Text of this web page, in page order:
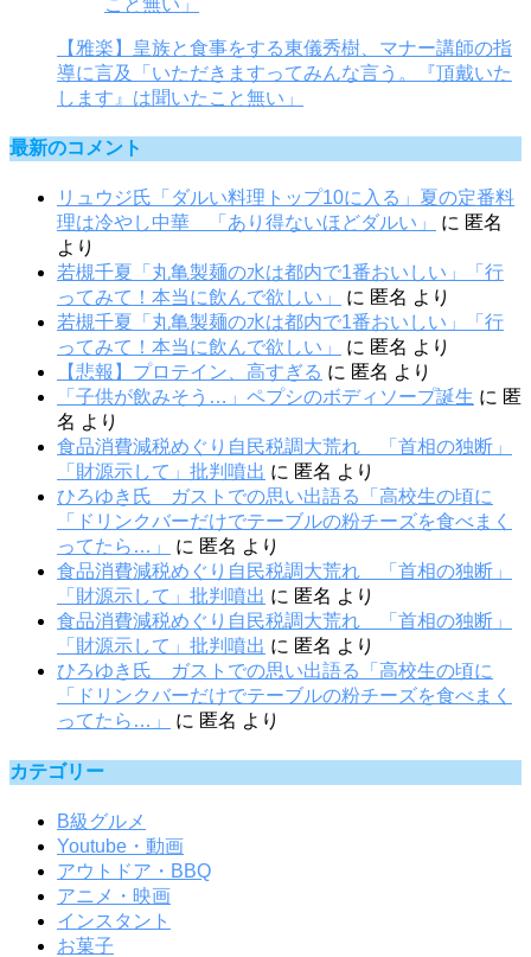
【雅楽】皇族と食事をする東儀秀樹、マナー講師の指
導に言及「いただきますってみんな言う。『頂戴いた
します』は聞いたこと無い」
最新のコメント
リュウジ氏「ダルい料理トップ10に入る」夏の定番料
理は冷やし中華 「あり得ないほどダルい」
に 匿名
より
若槻千夏「丸亀製麺の水は都内で1番おいしい」「行
ってみて！本当に飲んで欲しい」
に 匿名 より
若槻千夏「丸亀製麺の水は都内で1番おいしい」「行
ってみて！本当に飲んで欲しい」
に 匿名 より
【悲報】プロテイン、高すぎる に 匿名 より
「子供が飲みそう…」ペプシのボディソープ誕生 に 匿
名 より
食品消費減税めぐり自民税調大荒れ 「首相の独断」
「財源示して」批判噴出 に 匿名 より
ひろゆき氏 ガストでの思い出語る「高校生の頃に
「ドリンクバーだけでテーブルの粉チーズを食べまく
ってたら…」
に 匿名 より
食品消費減税めぐり自民税調大荒れ 「首相の独断」
「財源示して」批判噴出 に 匿名 より
食品消費減税めぐり自民税調大荒れ 「首相の独断」
「財源示して」批判噴出 に 匿名 より
ひろゆき氏 ガストでの思い出語る「高校生の頃に
「ドリンクバーだけでテーブルの粉チーズを食べまく
ってたら…」
に 匿名 より
カテゴリー
B級グルメ
Youtube・動画
アウトドア・BBQ
アニメ・映画
インスタント
お菓子